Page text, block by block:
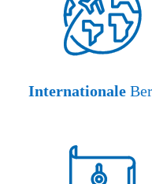
Internationale